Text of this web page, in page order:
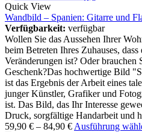
Quick View
Wandbild – Spanien: Gitarre und
Verfügbarkeit: verfügbar
Wollen Sie das Aussehen Ihrer
beim Betreten Ihres Zuhauses,
Veränderungen ist? Oder brauchen
Geschenk?Das hochwertige Bild
ist das Ergebnis der Arbeit eines
junger Künstler, Grafiker und
ist. Das Bild, das Ihr Interesse
Druck, sorgfältige Handarbeit und
59,90 € – 84,90 € Ausführung